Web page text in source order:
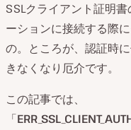
SSLクライアント証明
ーションに接続する際
の。ところが、認証時
きなくなり厄介です。
この記事では、
「